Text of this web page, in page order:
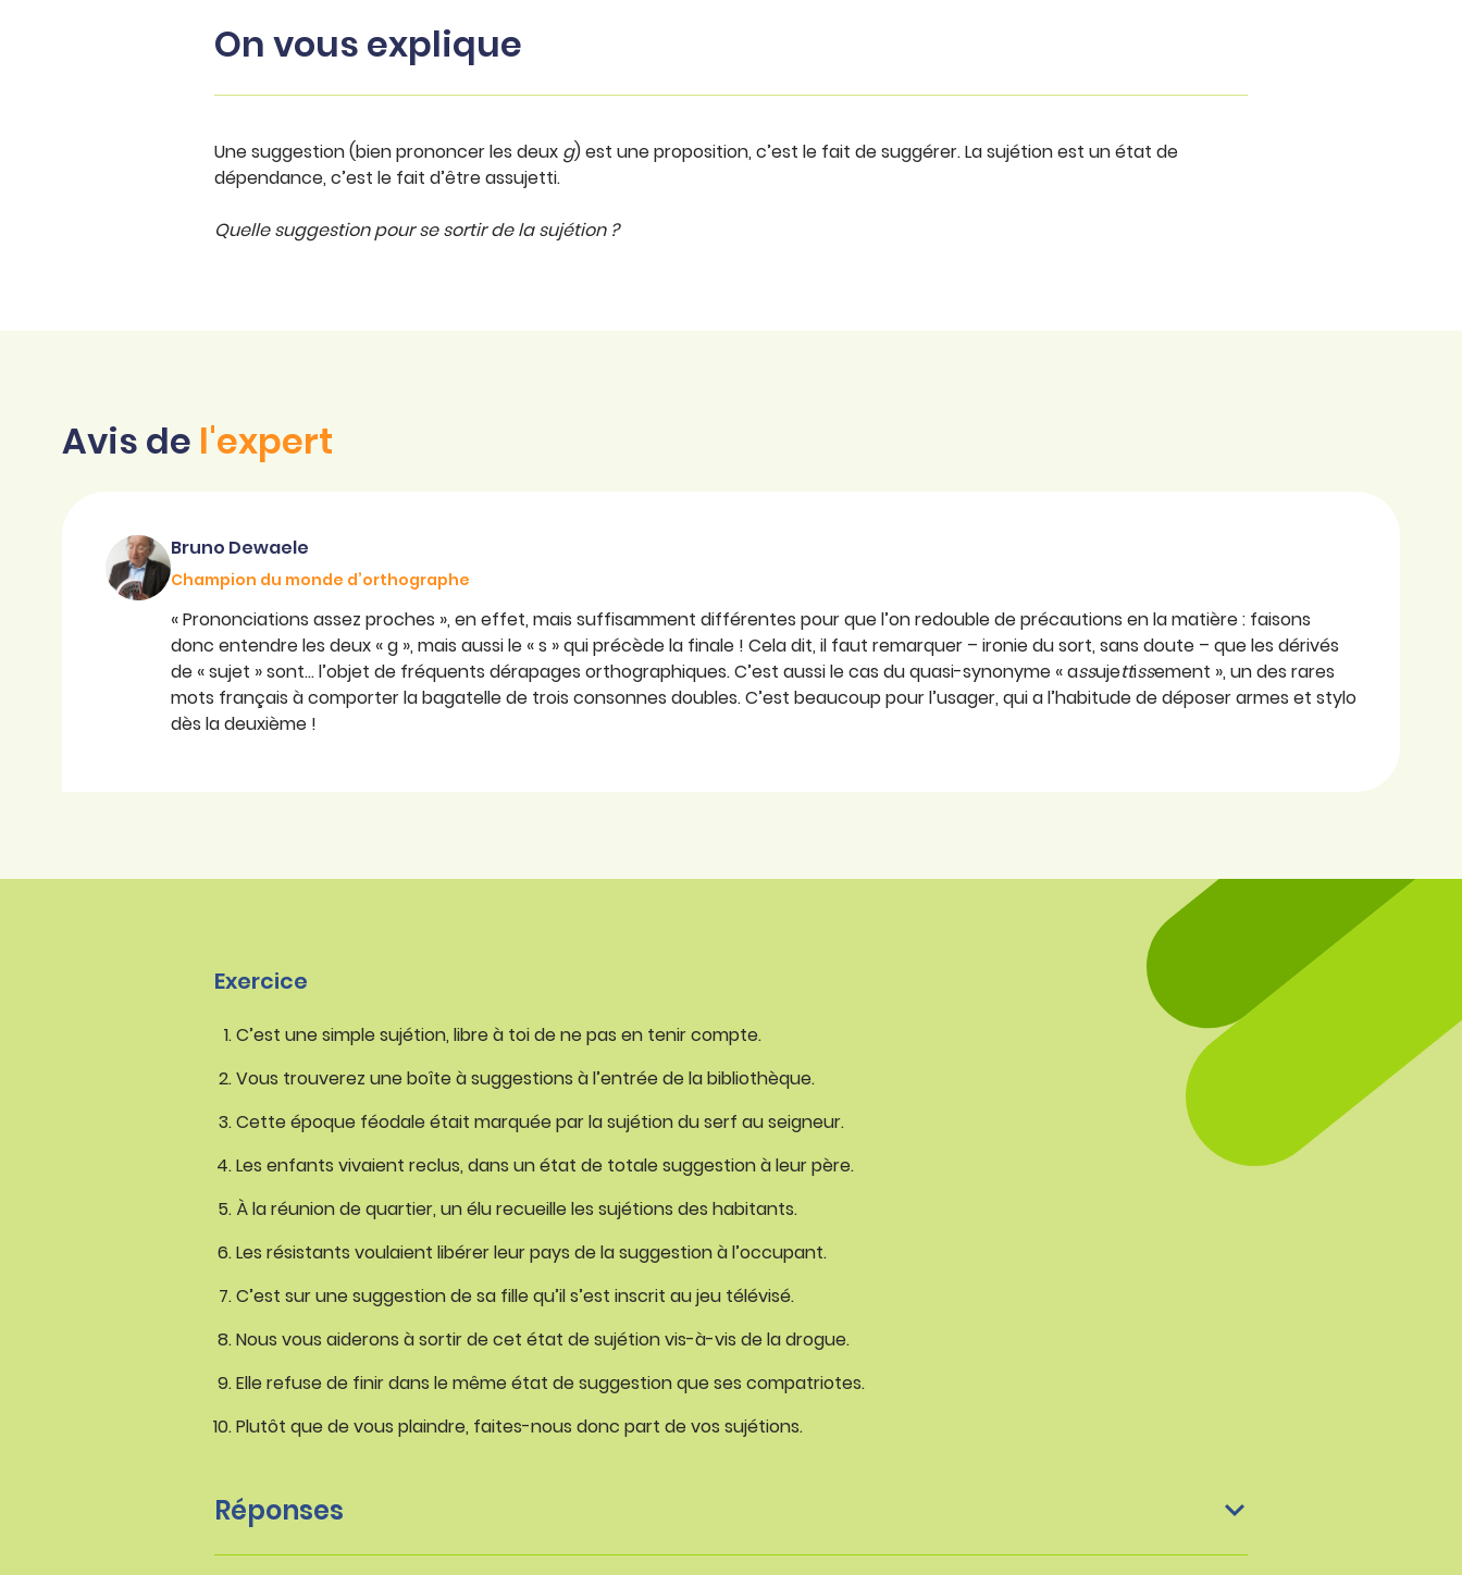
On vous explique
Une suggestion (bien prononcer les deux g) est une proposition, c’est le fait de suggérer. La sujétion est un état de
dépendance, c’est le fait d’être assujetti.
Quelle suggestion pour se sortir de la sujétion ?
Avis de l'expert
Bruno Dewaele
Champion du monde d’orthographe
« Prononciations assez proches », en effet, mais suffisamment différentes pour que l’on redouble de précautions en la matière : faisons
donc entendre les deux « g », mais aussi le « s » qui précède la finale ! Cela dit, il faut remarquer – ironie du sort, sans doute – que les dérivés
de « sujet » sont… l’objet de fréquents dérapages orthographiques. C’est aussi le cas du quasi-synonyme « assujettissement », un des rares
mots français à comporter la bagatelle de trois consonnes doubles. C’est beaucoup pour l’usager, qui a l’habitude de déposer armes et stylo
dès la deuxième !
Exercice
C’est une simple sujétion, libre à toi de ne pas en tenir compte.
Vous trouverez une boîte à suggestions à l’entrée de la bibliothèque.
Cette époque féodale était marquée par la sujétion du serf au seigneur.
Les enfants vivaient reclus, dans un état de totale suggestion à leur père.
À la réunion de quartier, un élu recueille les sujétions des habitants.
Les résistants voulaient libérer leur pays de la suggestion à l’occupant.
C’est sur une suggestion de sa fille qu’il s’est inscrit au jeu télévisé.
Nous vous aiderons à sortir de cet état de sujétion vis-à-vis de la drogue.
Elle refuse de finir dans le même état de suggestion que ses compatriotes.
Plutôt que de vous plaindre, faites-nous donc part de vos sujétions.
Réponses